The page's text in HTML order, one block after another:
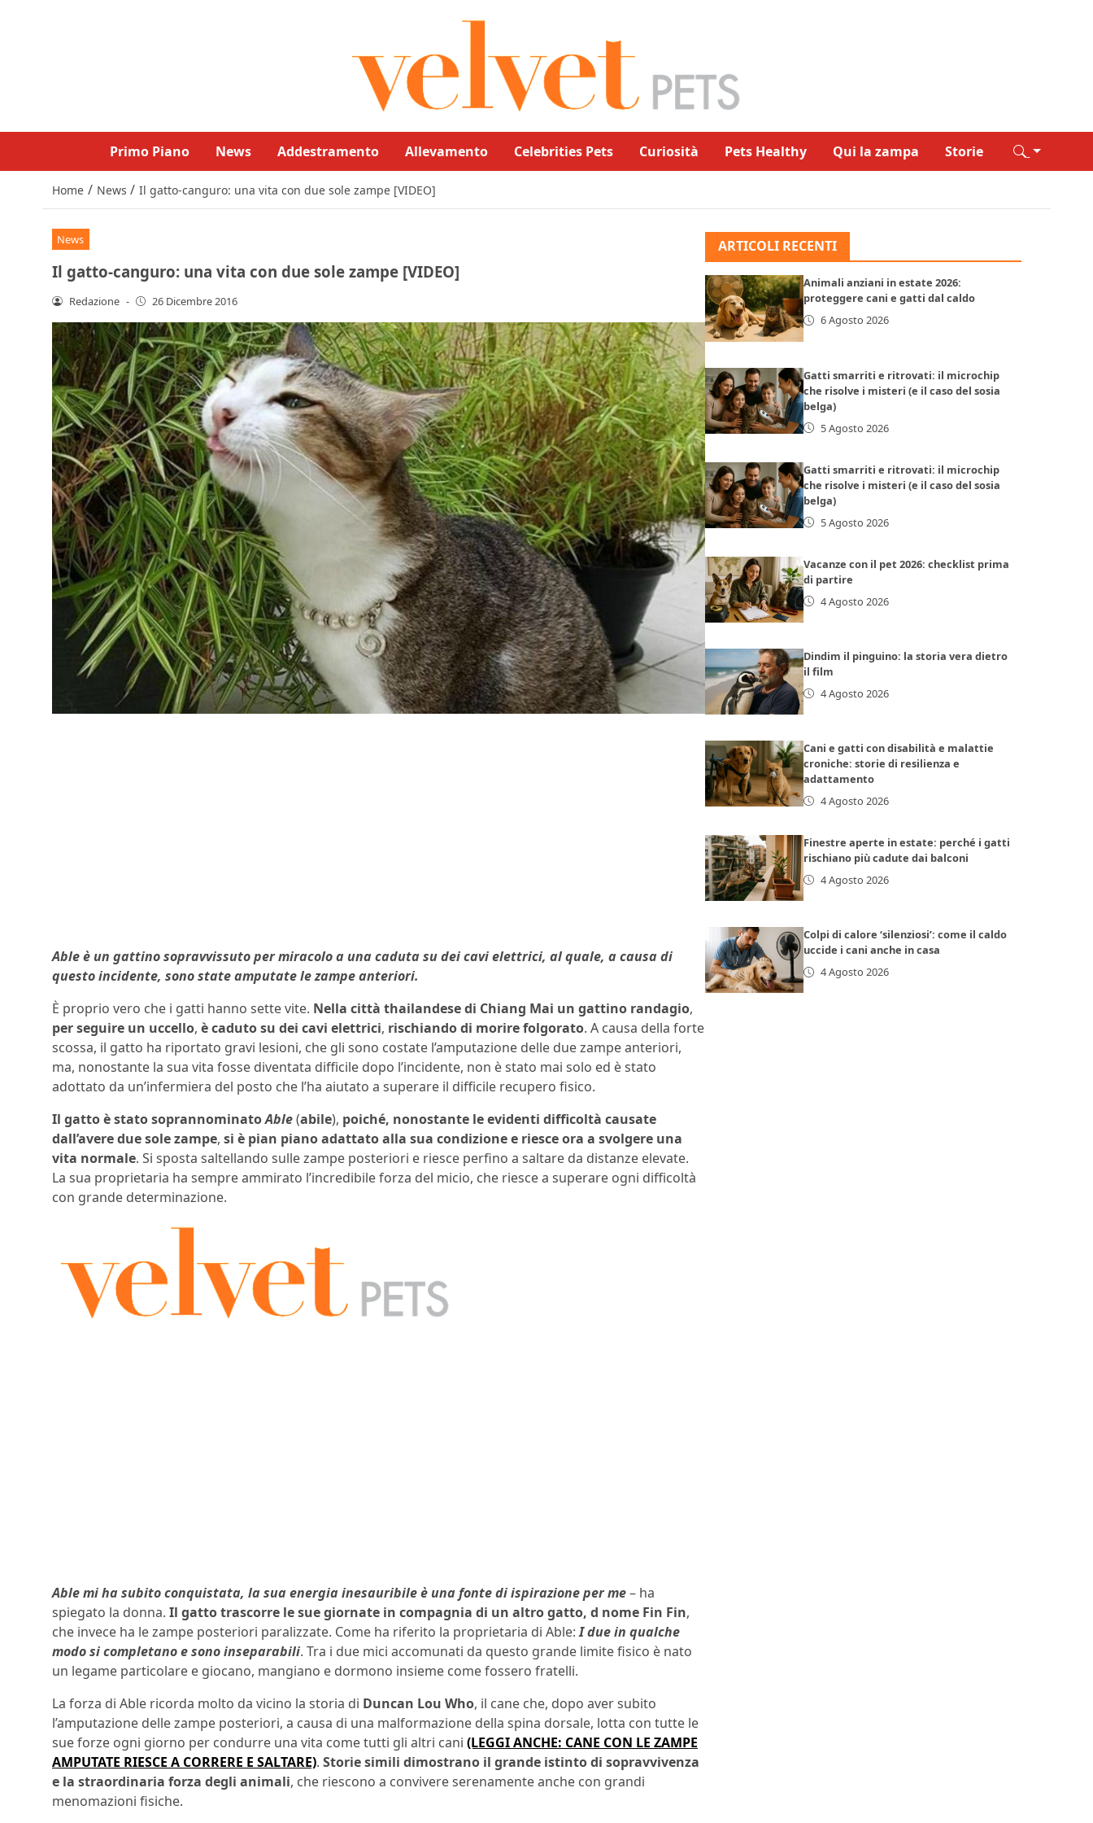
Primo Piano News Addestramento Allevamento Celebrities Pets Curiosità Pets Healthy Qui la zampa Storie
Home / News / Il gatto-canguro: una vita con due sole zampe [VIDEO]
News
Il gatto-canguro: una vita con due sole zampe [VIDEO]
Redazione - 26 Dicembre 2016
Able è un gattino sopravvissuto per miracolo a una caduta su dei cavi elettrici, al quale, a causa di
questo incidente, sono state amputate le zampe anteriori.
È proprio vero che i gatti hanno sette vite. Nella città thailandese di Chiang Mai un gattino randagio,
per seguire un uccello, è caduto su dei cavi elettrici, rischiando di morire folgorato. A causa della forte
scossa, il gatto ha riportato gravi lesioni, che gli sono costate l’amputazione delle due zampe anteriori,
ma, nonostante la sua vita fosse diventata difficile dopo l’incidente, non è stato mai solo ed è stato
adottato da un’infermiera del posto che l’ha aiutato a superare il difficile recupero fisico.
Il gatto è stato soprannominatoAble(abile), poiché, nonostante le evidenti difficoltà causate
dall’avere due sole zampe, si è pian piano adattato alla sua condizione e riesce ora a svolgere una
vita normale. Si sposta saltellando sulle zampe posteriori e riesce perfino a saltare da distanze elevate.
La sua proprietaria ha sempre ammirato l’incredibile forza del micio, che riesce a superare ogni difficoltà
con grande determinazione.
Able mi ha subito conquistata, la sua energia inesauribile è una fonte di ispirazione per me– ha
spiegato la donna. Il gatto trascorre le sue giornate in compagnia di un altro gatto, d nome Fin Fin,
che invece ha le zampe posteriori paralizzate. Come ha riferito la proprietaria di Able:I due in qualche
modo si completano e sono inseparabili. Tra i due mici accomunati da questo grande limite fisico è nato
un legame particolare e giocano, mangiano e dormono insieme come fossero fratelli.
La forza di Able ricorda molto da vicino la storia di Duncan Lou Who, il cane che, dopo aver subito
l’amputazione delle zampe posteriori, a causa di una malformazione della spina dorsale, lotta con tutte le
sue forze ogni giorno per condurre una vita come tutti gli altri cani (LEGGI ANCHE: CANE CON LE ZAMPE
AMPUTATE RIESCE A CORRERE E SALTARE). Storie simili dimostrano il grande istinto di sopravvivenza
e la straordinaria forza degli animali, che riescono a convivere serenamente anche con grandi
menomazioni fisiche.
ARTICOLI RECENTI
Animali anziani in estate 2026:
proteggere cani e gatti dal caldo
6 Agosto 2026
Gatti smarriti e ritrovati: il microchip
che risolve i misteri (e il caso del sosia
belga)
5 Agosto 2026
Gatti smarriti e ritrovati: il microchip
che risolve i misteri (e il caso del sosia
belga)
5 Agosto 2026
Vacanze con il pet 2026: checklist prima
di partire
4 Agosto 2026
Dindim il pinguino: la storia vera dietro
il film
4 Agosto 2026
Cani e gatti con disabilità e malattie
croniche: storie di resilienza e
adattamento
4 Agosto 2026
Finestre aperte in estate: perché i gatti
rischiano più cadute dai balconi
4 Agosto 2026
Colpi di calore ‘silenziosi’: come il caldo
uccide i cani anche in casa
4 Agosto 2026